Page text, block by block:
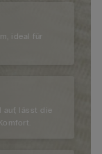
ideal für
lässt die